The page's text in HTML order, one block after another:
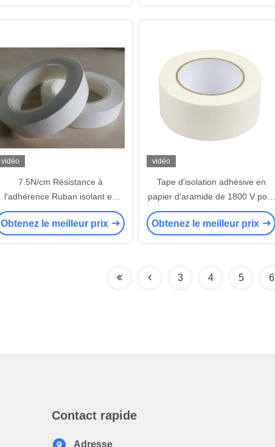
vidéo
7.5N/cm Résistance à
l'adhérence Ruban isolant en
papier blanc aramide 0,10 mm
Pour les applications électriques
Obtenez le meilleur prix
vidéo
Tape d'isolation adhésive en
papier d'aramide de 1800 V pour
la classe F
Obtenez le meilleur prix
3 4 5 6
Contact rapide
Adresse